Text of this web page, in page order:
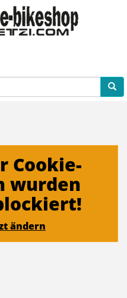
Cookie-
wurden
ändern